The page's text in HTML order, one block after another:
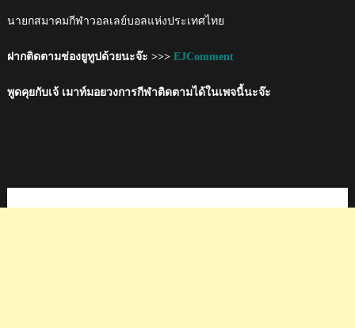
นายกสมาคมกีฬาวอลเลย์บอลแห่งประเทศไทย
ฝากติดตามช่องยูทูปด้วยนะจ๊ะ >>> EJComment
พูดคุยกับเจ้ เมาท์มอยวงการกีฬาติดตามได้ในเพจนี้นะจ๊ะ